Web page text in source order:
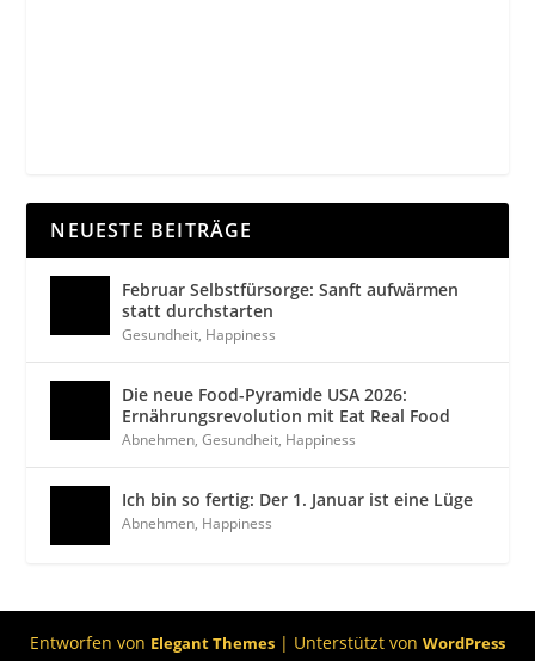
NEUESTE BEITRÄGE
Februar Selbstfürsorge: Sanft aufwärmen
statt durchstarten
Gesundheit, Happiness
Die neue Food-Pyramide USA 2026:
Ernährungsrevolution mit Eat Real Food
Abnehmen,Gesundheit, Happiness
Ich bin so fertig: Der 1. Januar ist eine Lüge
Abnehmen, Happiness
Entworfen von Elegant Themes | Unterstützt von WordPress